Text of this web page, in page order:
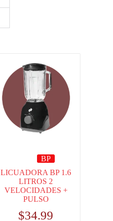
BP
LICUADORA BP 1.6
LITROS 2
VELOCIDADES +
PULSO
$34.99